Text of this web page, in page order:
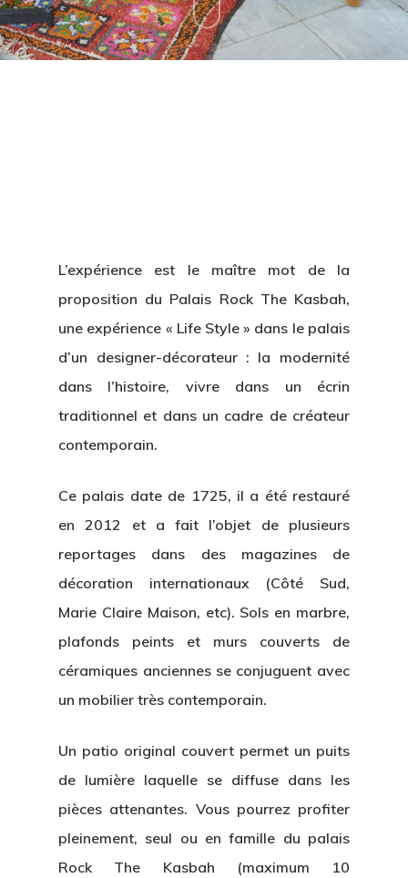
L’expérience est le maître mot de la
proposition du Palais Rock The Kasbah,
une expérience « Life Style » dans le palais
d’un designer-décorateur : la modernité
dans l’histoire, vivre dans un écrin
traditionnel et dans un cadre de créateur
contemporain.
Ce palais date de 1725, il a été restauré
en 2012 et a fait l’objet de plusieurs
reportages dans des magazines de
décoration internationaux (Côté Sud,
Marie Claire Maison, etc). Sols en marbre,
plafonds peints et murs couverts de
céramiques anciennes se conjuguent avec
un mobilier très contemporain.
Un patio original couvert permet un puits
de lumière laquelle se diffuse dans les
pièces attenantes. Vous pourrez profiter
pleinement, seul ou en famille du palais
Rock The Kasbah (maximum 10